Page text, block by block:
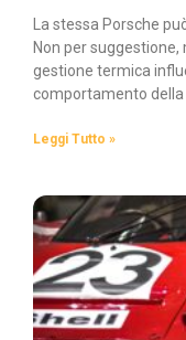
La stessa Porsche
Non per
gestione termica
comportamento della
Leggi Tutto »